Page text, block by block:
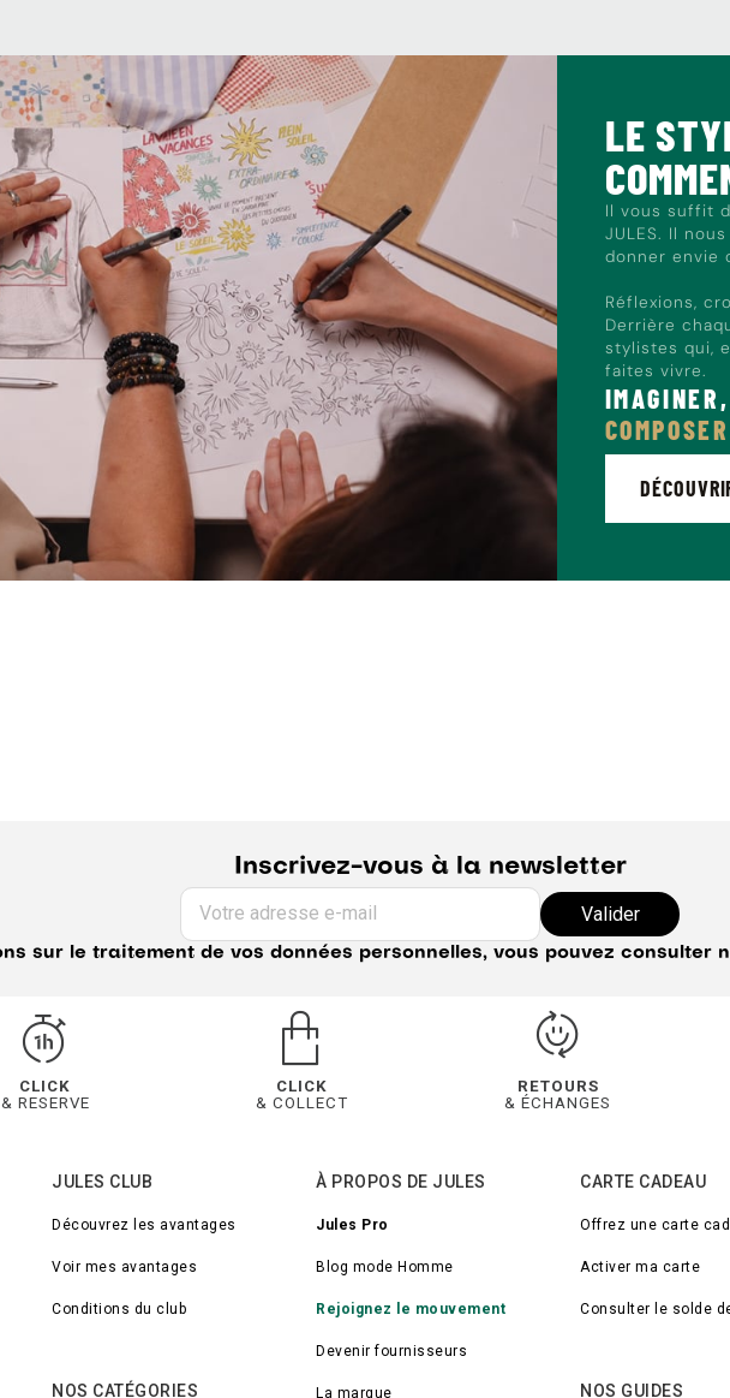
LE
Il vous suffit
JULES. Il
donner envie
Réflexions,
Derrière
stylistes qui,
faites vivre.
Inscrivez-vous à la newsletter
Votre adresse e-mail Valider
sur le traitement de vos données personnelles, vous pouvez consulter
CLICK
& RESERVE
CLICK
& COLLECT
RETOURS
& ÉCHANGES
JULES CLUB
Découvrez les avantages
Voir mes avantages
Conditions du club
NOS CATÉGORIES
À PROPOS DE JULES
Jules Pro
Blog mode Homme
Rejoignez le mouvement
Devenir fournisseurs
La marque
CARTE CADEAU
Offrez une carte
Activer ma carte
Consulter le solde
NOS GUIDES